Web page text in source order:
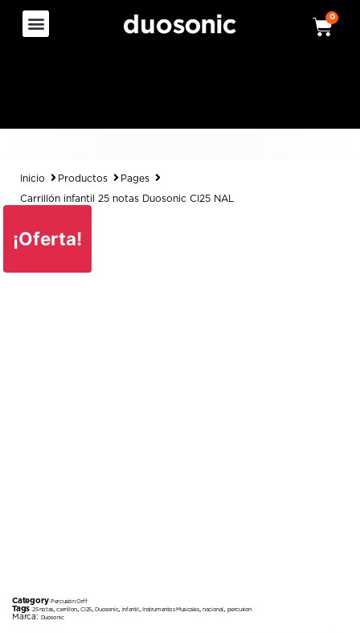
0
Inicio Productos Pages
Carrillón infantil 25 notas Duosonic CI25 NAL
¡Oferta!
Category Percusión Orff
Tags 25 notas,carrillon,CI25,Duosonic, infantil,Instrumentos Musicales,nacional, percusion
Marca: Duosonic